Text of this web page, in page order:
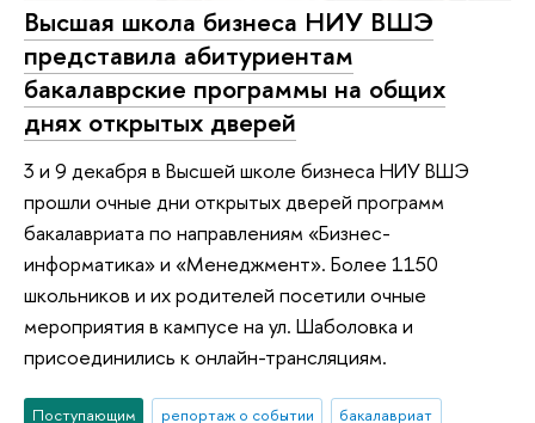
Высшая школа бизнеса НИУ ВШЭ
представила абитуриентам
бакалаврские программы на общих
днях открытых дверей
3 и 9 декабря в Высшей школе бизнеса НИУ ВШЭ
прошли очные дни открытых дверей программ
бакалавриата по направлениям «Бизнес-
информатика» и «Менеджмент». Более 1150
школьников и их родителей посетили очные
мероприятия в кампусе на ул. Шаболовка и
присоединились к онлайн-трансляциям.
Поступающим репортаж о событии бакалавриат